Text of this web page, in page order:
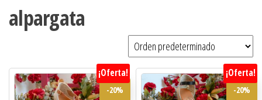
alpargata
¡Oferta!
-20%
¡Oferta!
-20%